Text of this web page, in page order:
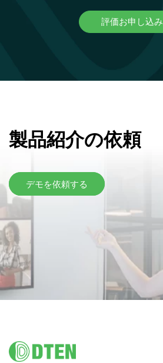
評価お申し込み
製品紹介の依頼
デモを依頼する
Footer